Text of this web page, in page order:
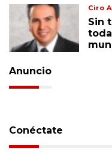
Ciro
Sin
Anuncio
Conéctate